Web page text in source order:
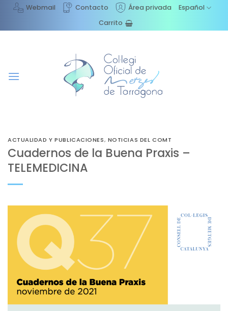
Saltar
contenido
Webmail Contacto Área privada
Español
Carrito
ACTUALIDAD Y PUBLICACIONES, NOTICIAS DEL COMT
Cuadernos de la Buena Praxis –
TELEMEDICINA